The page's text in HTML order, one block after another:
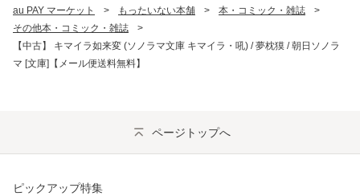
au PAY マーケット > もったいない本舗 > 本・コミック・雑誌
>
その他本・コミック・雑誌
>
【中古】 キマイラ如来変 (ソノラマ文庫 キマイラ・吼) / 夢枕獏 / 朝日ソノラ
マ [文庫]【メール便送料無料】
ページトップへ
ピックアップ特集